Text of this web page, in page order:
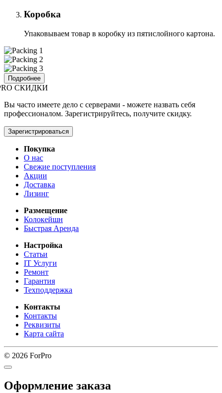
Коробка
Упаковываем товар в коробку из пятислойного картона.
Подробнее
СКИДКИ
Вы часто имеете дело с серверами - можете назвать себя
профессионалом. Зарегистрируйтесь, получите скидку.
Зарегистрироваться
Покупка
О нас
Свежие поступления
Акции
Доставка
Лизинг
Размещение
Колокейшн
Быстрая Аренда
Настройка
Статьи
IT Услуги
Ремонт
Гарантия
Техподдержка
Контакты
Контакты
Реквизиты
Карта сайта
© 2026 ForPro
Оформление заказа